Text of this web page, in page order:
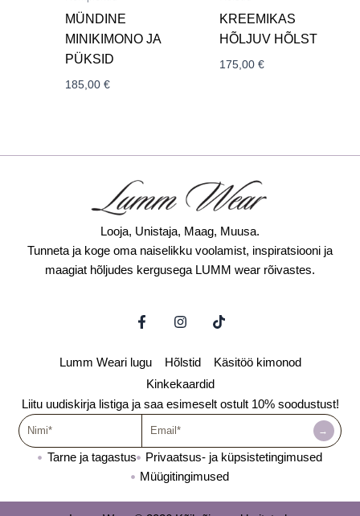
MÜNDINE
MINIKIMONO JA
PÜKSID
185,00€
KREEMIKAS
HÕLJUV HÕLST
175,00€
Looja, Unistaja, Maag, Muusa.
Tunneta ja koge oma naiselikku voolamist, inspiratsiooni ja
maagiat hõljudes kergusega LUMM wear rõivastes.
F
a
b
o
k
I
n
t
a
g
r
a
m
T
i
t
o
Lumm Weari lugu Hõlstid
Käsitöö kimonod
Kinkekaardid
Liitu uudiskirja listiga ja saa esimeselt ostult 10% soodustust!
Nimi
→
Tarne ja tagastus
Privaatsus- ja küpsistetingimused
Müügitingimused